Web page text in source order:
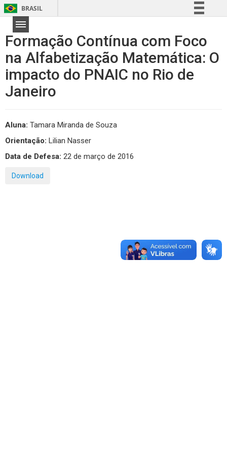
BRASIL
Comunica BR
Participe
Acesso à informação
Formação Contínua com Foco
na Alfabetização Matemática: O
impacto do PNAIC no Rio de
Janeiro
Aluna: Tamara Miranda de Souza
Orientação: Lilian Nasser
Data de Defesa: 22 de março de 2016
Download